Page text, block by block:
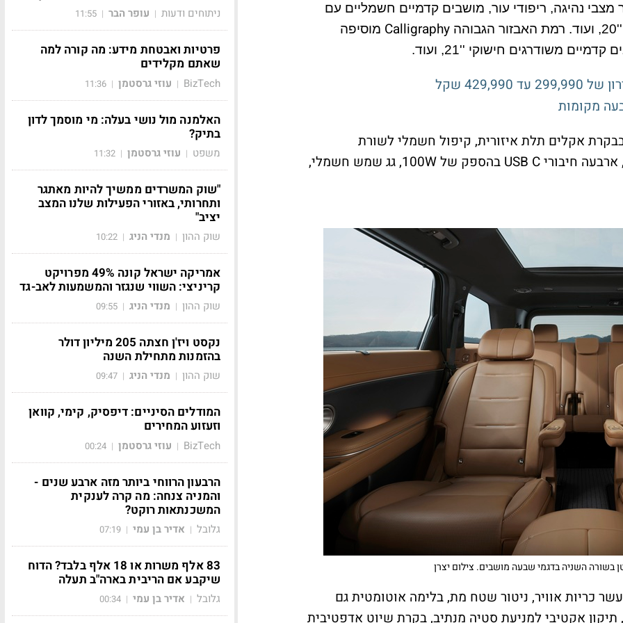
מצבי נהיגה, ריפודי עור, מושבים קדמיים חשמליים עם
Calligraphy מוסיפה
משודרגים חישוקי ''21, ועוד.
אקלים תלת איזורית, קיפול חשמלי לשורת
חיבוריUSB C בהספק של100W, גג שמש חשמלי,
בשורה השניה בדגמי שבעה מושבים. צילום יצרן
כריות אוויר, ניטור שטח מת, בלימה אוטומטית גם
אקטיבי למניעת סטיה מנתיב, בקרת שיוט אדפטיבית
ניתוחים ודעות | עופר הבר |
11:55
פרטיות ואבטחת מידע: מה קורה למה
שאתם מקלידים
BizTech
| עוזי גרסטמן |
11:36
האלמנה מול נושי בעלה: מי מוסמך לדון
בתיק?
משפט | עוזי גרסטמן |
11:32
"שוק המשרדים ממשיך להיות מאתגר
ותחרותי, באזורי הפעילות שלנו המצב
יציב"
שוק ההון | מנדי הניג |
10:22
אמריקה ישראל קונה 49% מפרויקט
קריניצי: השווי שנגזר והמשמעות לאב-גד
שוק ההון | מנדי הניג |
09:55
נקסט ויז'ן חצתה 205 מיליון דולר
בהזמנות מתחילת השנה
שוק ההון | מנדי הניג |
09:47
המודלים הסיניים: דיפסיק, קימי, קוואן
וזעזוע המחירים
BizTech
| עוזי גרסטמן |
00:24
הרבעון הרווחי ביותר מזה ארבע שנים -
והמניה צנחה: מה קרה לענקית
המשכנתאות רוקט?
גלובל | אדיר בן עמי |
07:19
83 אלף משרות או 18 אלף בלבד? הדוח
שיקבע אם הריבית בארה"ב תעלה
גלובל | אדיר בן עמי |
00:34